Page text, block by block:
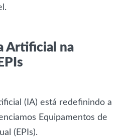
Artificial na
(IA) está redefinindo a
Equipamentos de
(EPIs).